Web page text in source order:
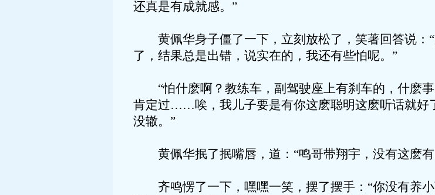
还真是有成就感。”
黄佩华身子僵了一下，立刻放松了，笑著回答说：
了，结果总是出错，说实在的，我还有些怕呢。”
“怕什麽啊？教练车，副驾驶座上有刹车的，什麽
肯定过……唉，我儿子要是有你这麽聪明这麽听话就好
没辙。”
黄佩华抿了抿嘴唇，道：“鸣哥带翔宇，没有这麽
齐鸣愣了一下，嘿嘿一笑，摆了摆手：“你没有养小